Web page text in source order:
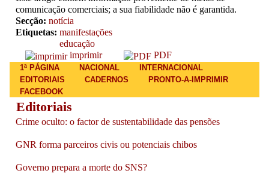
comunicação comerciais; a sua fiabilidade não é garantida.
Secção: notícia
Etiquetas: manifestações
educação
imprimir
PDF
Main menu
1ª PÁGINA NACIONAL
INTERNACIONAL
EDITORIAIS
CADERNOS
PRONTO-A-IMPRIMIR
FACEBOOK
Editoriais
Crime oculto: o factor de sustentabilidade das pensões
GNR forma parceiros civis ou potenciais chibos
Governo prepara a morte do SNS?